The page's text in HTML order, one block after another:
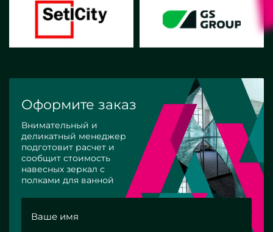
Оформите заказ
Внимательный и
деликатный менеджер
подготовит расчет и
сообщит стоимость
навесных зеркал с
полками для ванной